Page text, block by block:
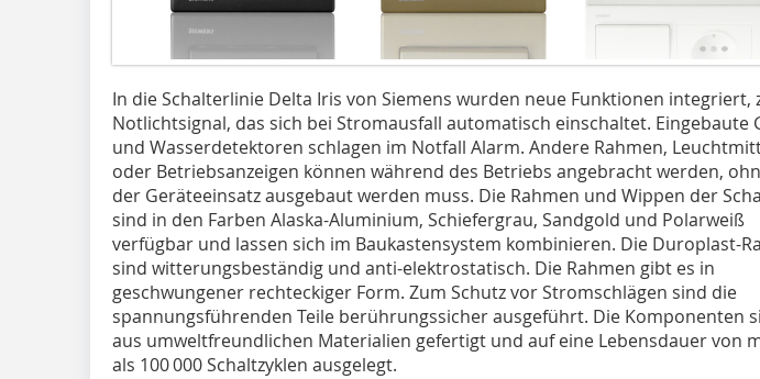
In die Schalterlinie Delta Iris von Siemens wurden neue Funktionen integriert,
Notlichtsignal, das sich bei Stromausfall automatisch einschaltet. Eingebaute
und Wasserdetektoren schlagen im Notfall Alarm. Andere Rahmen,
oder Betriebsanzeigen können während des Betriebs angebracht werden,
der Geräteeinsatz ausgebaut werden muss. Die Rahmen und Wippen der
sind in den Farben Alaska-Aluminium, Schiefergrau, Sandgold und Polarweiß
verfügbar und lassen sich im Baukastensystem kombinieren. Die Duroplast-
sind witterungsbeständig und anti-elektrostatisch. Die Rahmen gibt es in
geschwungener rechteckiger Form. Zum Schutz vor Stromschlägen sind die
spannungsführenden Teile berührungssicher ausgeführt. Die Komponenten
aus umweltfreundlichen Materialien gefertigt und auf eine Lebensdauer von
als 100 000 Schaltzyklen ausgelegt.